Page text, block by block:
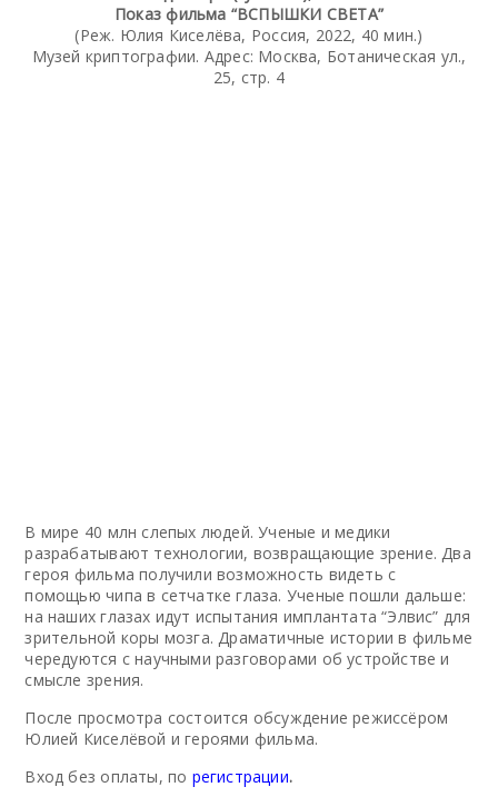
Показ фильма “ВСПЫШКИ СВЕТА”
(Реж. Юлия Киселёва, Россия, 2022, 40 мин.)
Музей криптографии. Адрес: Москва, Ботаническая ул.,
25, стр. 4
В мире 40 млн слепых людей. Ученые и медики
разрабатывают технологии, возвращающие зрение. Два
героя фильма получили возможность видеть с
помощью чипа в сетчатке глаза. Ученые пошли дальше:
на наших глазах идут испытания имплантата “Элвис” для
зрительной коры мозга. Драматичные истории в фильме
чередуются с научными разговорами об устройстве и
смысле зрения.
После просмотра состоится обсуждение режиссёром
Юлией Киселёвой и героями фильма.
Вход без оплаты, по регистрации.